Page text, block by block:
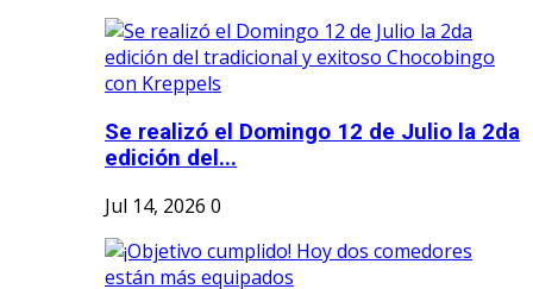
Se realizó el Domingo 12 de Julio la 2da
edición del...
Jul 14, 2026 0